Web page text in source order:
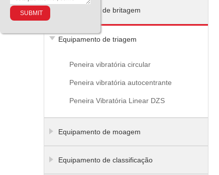
Equipamento de britagem
Equipamento de triagem
Peneira vibratória circular
Peneira vibratória autocentrante
Peneira Vibratória Linear DZS
Equipamento de moagem
Equipamento de classificação